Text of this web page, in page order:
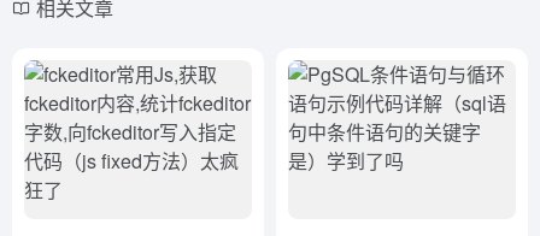
相关文章